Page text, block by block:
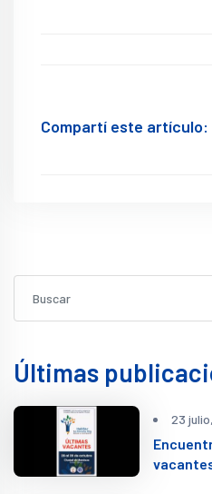
Compartí este artículo:
Últimas
23